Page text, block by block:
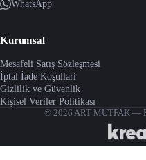
WhatsApp
Kurumsal
Mesafeli Satış Sözleşmesi
İptal İade Koşullari
Gizlilik ve Güvenlik
Kişisel Veriler Politikası
© 2026 ART MUTFAK —